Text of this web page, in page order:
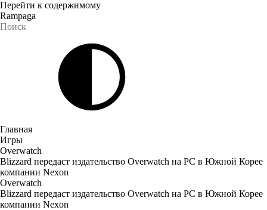
Перейти к содержимому
Rampaga
Главная
Игры
Overwatch
Blizzard передаст издательство Overwatch на PC в Южной Корее
компании Nexon
Overwatch
Blizzard передаст издательство Overwatch на PC в Южной Корее
компании Nexon